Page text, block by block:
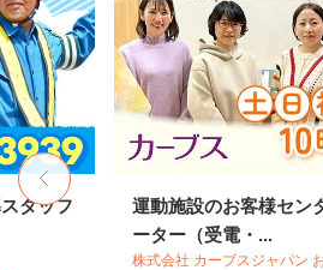
タッフ
運動施設のお客様セン
ーター（受電・...
株式会社 カーブスジャパン